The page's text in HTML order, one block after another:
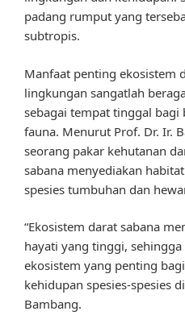
padang rumput yang
subtropis.
Manfaat penting ekosistem
lingkungan sangatlah
sebagai tempat tinggal bagi
fauna. Menurut Prof. Dr. Ir.
seorang pakar kehutanan
sabana menyediakan
spesies tumbuhan dan
“Ekosistem darat sabana
hayati yang tinggi,
ekosistem yang penting
kehidupan spesies-spesies
Bambang.